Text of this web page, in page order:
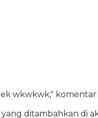
wkwkwk," komentar
yang ditambahkan di